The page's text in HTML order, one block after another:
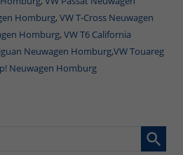
Homburg, VW T-Cross Neuwagen
Homburg, VW T6 California
Neuwagen Homburg,VW Touareg
Neuwagen Homburg